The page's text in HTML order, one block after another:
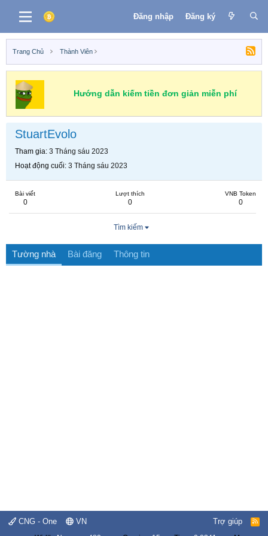
Đăng nhập Đăng ký
Trang Chủ Thành Viên
Hướng dẫn kiếm tiền đơn giản miễn phí
StuartEvolo
Tham gia 3 Tháng sáu 2023
Hoạt động cuối 3 Tháng sáu 2023
Bài viết
0
Lượt thích
0
VNB Token
0
Tìm kiếm
Tường nhà Bài đăng Thông tin
CNG - One VN Trợ giúp
R